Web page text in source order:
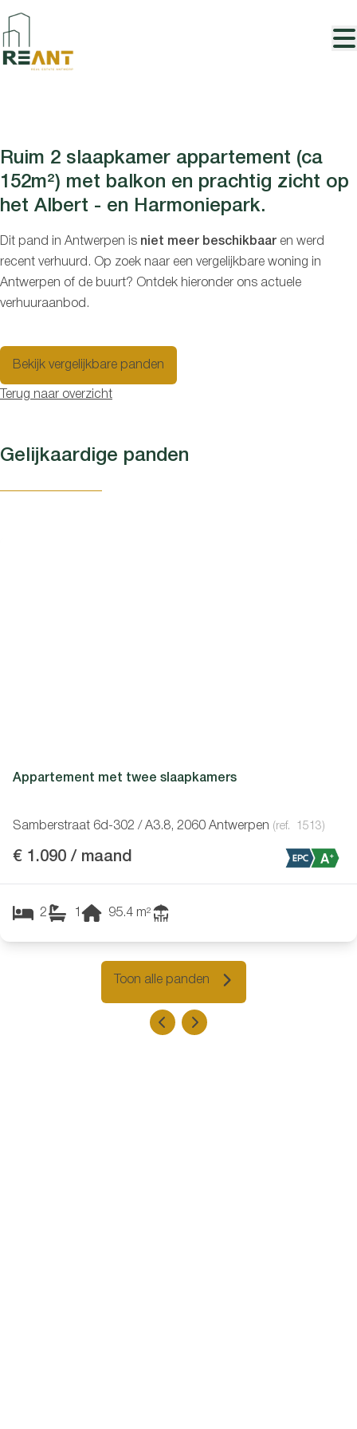
VERHUURD
Ruim 2 slaapkamer appartement (ca
152m²) met balkon en prachtig zicht op
het Albert - en Harmoniepark.
Dit pand in Antwerpen is niet meer beschikbaar en werd
recent verhuurd. Op zoek naar een vergelijkbare woning in
Antwerpen of de buurt? Ontdek hieronder ons actuele
verhuuraanbod.
Bekijk vergelijkbare panden
Terug naar overzicht
Gelijkaardige panden
Appartement met twee slaapkamers
Samberstraat 6d-302 / A3.8, 2060 Antwerpen (ref. 1513)
€ 1.090 / maand
2 95.4 m²
Toon alle panden